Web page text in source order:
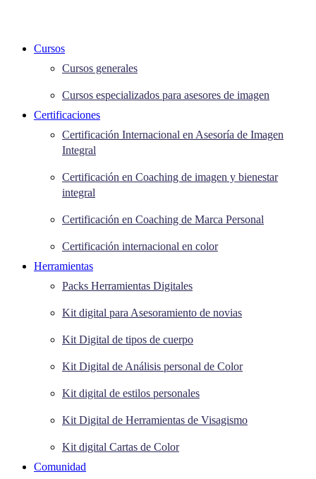
Cursos
Cursos generales
Cursos especializados para asesores de imagen
Certificaciones
Certificación Internacional en Asesoría de Imagen
Integral
Certificación en Coaching de imagen y bienestar
integral
Certificación en Coaching de Marca Personal
Certificación internacional en color
Herramientas
Packs Herramientas Digitales
Kit digital para Asesoramiento de novias
Kit Digital de tipos de cuerpo
Kit Digital de Análisis personal de Color
Kit digital de estilos personales
Kit Digital de Herramientas de Visagismo
Kit digital Cartas de Color
Comunidad